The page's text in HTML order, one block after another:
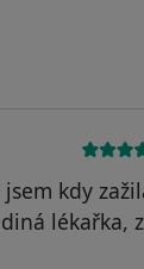
kdy
lékařka,